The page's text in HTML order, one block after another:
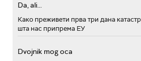
Da, ali...
Како преживети прва три дана
шта нас припрема ЕУ
Dvojnik mog oca